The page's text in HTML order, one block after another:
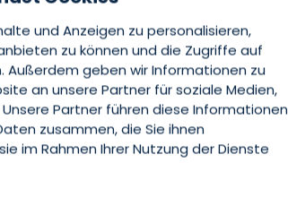
und Anzeigen zu personalisieren,
zu können und die Zugriffe auf
Außerdem geben wir Informationen zu
an unsere Partner für soziale Medien,
Partner führen diese Informationen
zusammen, die Sie ihnen
im Rahmen Ihrer Nutzung der Dienste